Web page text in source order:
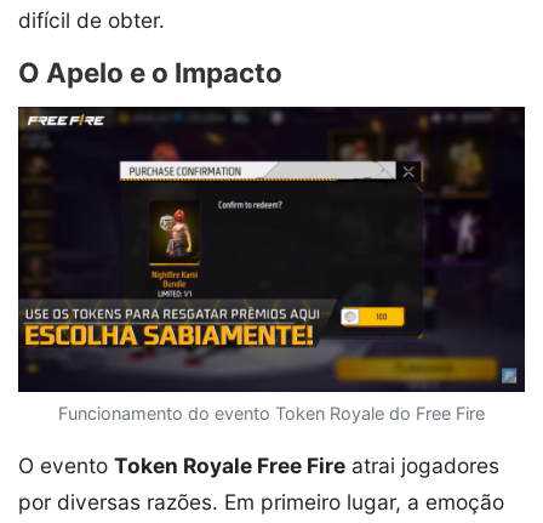
difícil de obter.
O Apelo e o Impacto
Funcionamento do evento Token Royale do Free Fire
O evento Token Royale Free Fire atrai jogadores
por diversas razões. Em primeiro lugar, a emoção